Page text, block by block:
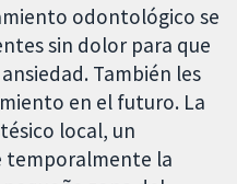
odontológico se
sin dolor para que
También les
en el futuro. La
local, un
temporalmente la